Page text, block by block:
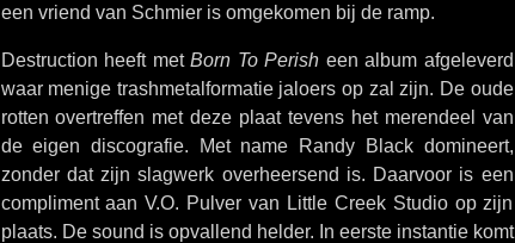
een vriend van Schmier is omgekomen bij de ramp.
Destruction heeft met Born To Perish een album afgeleverd
waar menige trashmetalformatie jaloers op zal zijn. De oude
rotten overtreffen met deze plaat tevens het merendeel van
de eigen discografie. Met name Randy Black domineert,
zonder dat zijn slagwerk overheersend is. Daarvoor is een
compliment aan V.O. Pulver van Little Creek Studio op zijn
plaats. De sound is opvallend helder. In eerste instantie komt